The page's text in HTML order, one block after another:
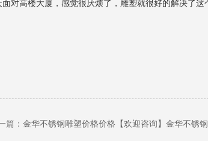
对高楼大厦，感觉很厌烦了，雕塑就很好的解决了这
篇： 金华不锈钢雕塑价格价格【欢迎咨询】金华不锈